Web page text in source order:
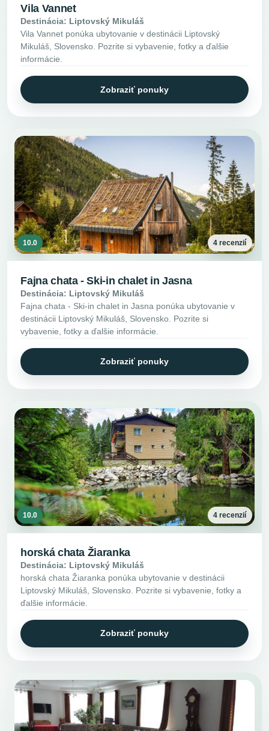
Vila Vannet
Destinácia: Liptovský Mikuláš
Vila Vannet ponúka ubytovanie v destinácii Liptovský
Mikuláš, Slovensko. Pozrite si vybavenie, fotky a ďalšie
informácie.
Zobraziť ponuky
10.0 4 recenzií
Fajna chata - Ski-in chalet in Jasna
Destinácia: Liptovský Mikuláš
Fajna chata - Ski-in chalet in Jasna ponúka ubytovanie v
destinácii Liptovský Mikuláš, Slovensko. Pozrite si
vybavenie, fotky a ďalšie informácie.
Zobraziť ponuky
10.0 4 recenzií
horská chata Žiaranka
Destinácia: Liptovský Mikuláš
horská chata Žiaranka ponúka ubytovanie v destinácii
Liptovský Mikuláš, Slovensko. Pozrite si vybavenie, fotky a
ďalšie informácie.
Zobraziť ponuky